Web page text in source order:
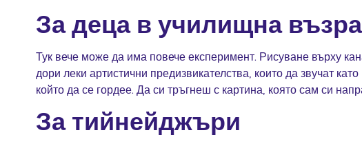
За деца в училищна
Тук вече може да има повече експеримент. Рисуване върху
дори леки артистични предизвикателства, които да звучат
който да се гордее. Да си тръгнеш с картина, която сам си
За тийнейджъри